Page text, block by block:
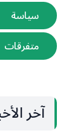
سياسة
متفرقات
آخر